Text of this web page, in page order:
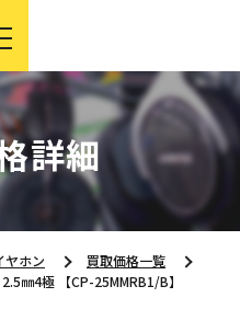
詳細
ヤホン
買取価格一覧
㎜4極 【CP-25MMRB1/B】